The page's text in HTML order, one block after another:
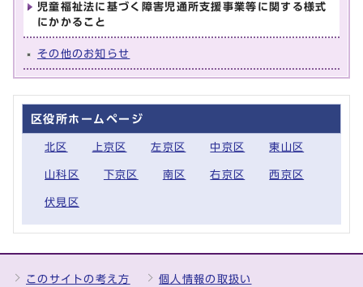
児童福祉法に基づく障害児通所支援事業等に関する様式
にかかること
その他のお知らせ
区役所ホームページ
北区 上京区 左京区 中京区 東山区
山科区 下京区 南区 右京区 西京区
伏見区
このサイトの考え方 個人情報の取扱い